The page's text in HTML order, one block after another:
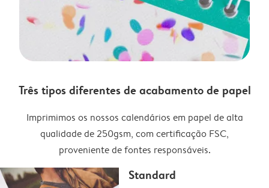
Três tipos diferentes de acabamento de papel
Imprimimos os nossos calendários em papel de alta
qualidade de 250gsm, com certificação FSC,
proveniente de fontes responsáveis.
Standard